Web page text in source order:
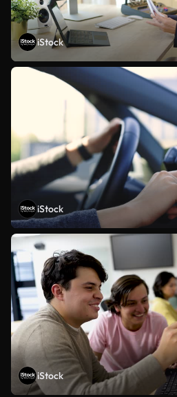
iStock
iStock
iStock